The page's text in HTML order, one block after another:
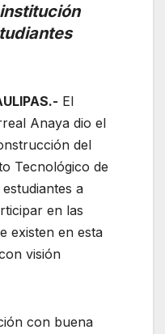
El
Anaya dio el
del
Tecnológico de
a
en las
existen en esta
visión
con buena